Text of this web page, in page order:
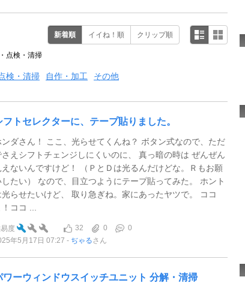
新着順 イイね！順 クリップ順
点検・清掃
検・清掃 自作・加工 その他
フトセレクターに、テープ貼りました。
ンダさん！ ここ、光らせてくんね？ ボタン式なので、ただ
さえシフトチェンジしにくいのに、 真っ暗の時は ぜんぜん
えないんですけど！ （ＰとＤは光るんだけどな。Ｒもお願
したい） なので、目立つようにテープ貼ってみた。 ホント
光らせたいけど、 取り急ぎね。家にあったヤツで。 ココ
ココ ...
度 32 0
0
年5月17日 07:27
ぢゃるさん
ワーウィンドウスイッチユニット 分解・清掃